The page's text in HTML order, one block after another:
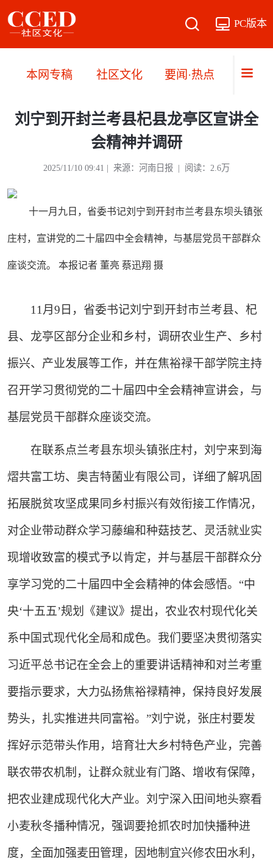
PC版本
本网专稿 社区文化 要闻·热点 直播·
刘宁到开封兰考县杞县龙亭区宣讲全
会精神并调研
2025/11/10 09:41 | 来源：河南日报 | 阅读：2.6万
十一月九日，省委书记刘宁到开封市兰考县东坝头镇张
庄村，宣讲党的二十届四中全会精神，与基层党员干部群众
座谈交流。 本报记者 董亮 蔡迅翔 摄
11月9日，省委书记刘宁到开封市兰考县、杞
县、龙亭区部分企业和乡村，调研农业生产、乡村
振兴、产业发展等工作，并在焦裕禄干部学院主持
召开学习贯彻党的二十届四中全会精神宣讲会，与
基层党员干部群众座谈交流。
在联系点兰考县东坝头镇张庄村，刘宁来到海
熠共富工坊、奥吉特菌业有限公司，详细了解巩固
拓展脱贫攻坚成果同乡村振兴有效衔接工作情况，
对企业带动群众学习藤编和种菇技艺、灵活就业实
现增收致富的模式予以肯定，并与基层干部群众分
享学习党的二十届四中全会精神的体会感悟。“中
央‘十五五’规划《建议》提出，农业农村现代化关
系中国式现代化全局和成色。我们要坚决贯彻落实
习近平总书记在全会上的重要讲话精神和对兰考重
要指示要求，大力弘扬焦裕禄精神，保持良好发展
势头，扎实推进共同富裕。”刘宁说，张庄村要发
挥好示范带头作用，培育壮大乡村特色产业，完善
联农带农机制，让群众就业有门路、增收有保障，
把农业建成现代化大产业。刘宁深入田间地头察看
小麦秋冬播种情况，强调要抢抓农时加快播种进
度，全面加强麦田管理，因地制宜兴修农田水利，